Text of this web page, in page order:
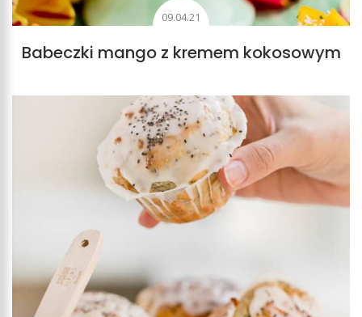
09.04.21
Babeczki mango z kremem kokosowym